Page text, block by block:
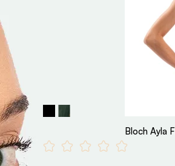
Bloch Ayla